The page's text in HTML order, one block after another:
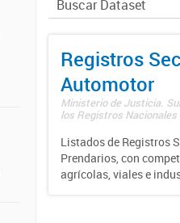
Registros
Automotor
Ministerio de Justicia.
los Registros
Listados de Registros
Prendarios, con
agrícolas, viales e